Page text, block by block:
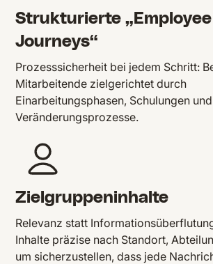
Strukturierte „Employee
Journeys“
Prozesssicherheit bei jedem Schritt:
Mitarbeitende zielgerichtet durch
Einarbeitungsphasen, Schulungen und
Veränderungsprozesse.
Zielgruppeninhalte
Relevanz statt
Inhalte präzise nach Standort,
um sicherzustellen, dass jede